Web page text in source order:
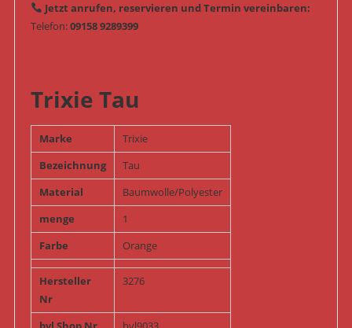
Jetzt anrufen, reservieren und Termin vereinbaren:
Telefon:09158 9289399
Trixie Tau
Marke
Trixie
Bezeichnung
Tau
Material
Baumwolle/Polyester
menge
1
Farbe
Orange
Hersteller
Nr
3276